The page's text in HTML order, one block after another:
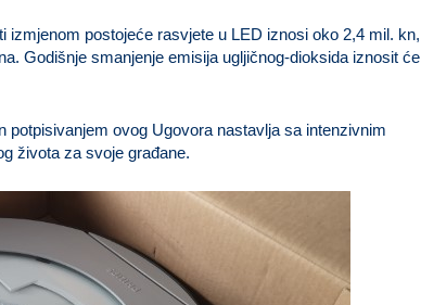
izmjenom postojeće rasvjete u LED iznosi oko 2,4 mil. kn,
Godišnje smanjenje emisija ugljičnog-dioksida iznosit će
potpisivanjem ovog Ugovora nastavlja sa intenzivnim
života za svoje građane.